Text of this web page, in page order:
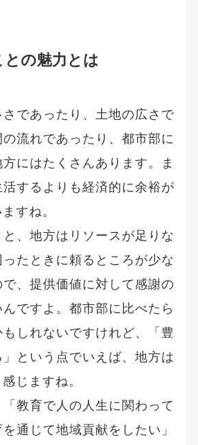
の魅力とは
であったり、土地の広さで
流れであったり、都市部に
にはたくさんあります。ま
するよりも経済的に余裕が
すね。
、地方はリソースが足りな
たときに頼るところが少な
、提供価値に対して感謝の
ですよ。都市部に比べたら
しれないですけれど、「豊
という点でいえば、地方は
じますね。
教育で人の人生に関わって
通じて地域貢献をしたい」